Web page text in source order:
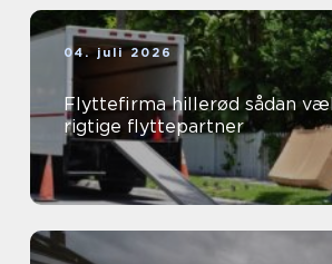
04. juli 2026
Flyttefirma hillerød sådan vælger du den
rigtige flyttepartner